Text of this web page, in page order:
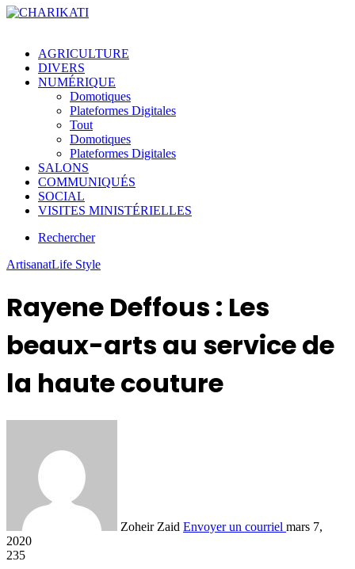
AGRICULTURE
DIVERS
NUMÉRIQUE
Domotiques
Plateformes Digitales
Tout
Domotiques
Plateformes Digitales
SALONS
COMMUNIQUÉS
SOCIAL
VISITES MINISTÉRIELLES
Rechercher
ArtisanatLife Style
Rayene Deffous : Les
beaux-arts au service de
la haute couture
Zoheir Zaid Envoyer un courriel mars 7,
2020
235